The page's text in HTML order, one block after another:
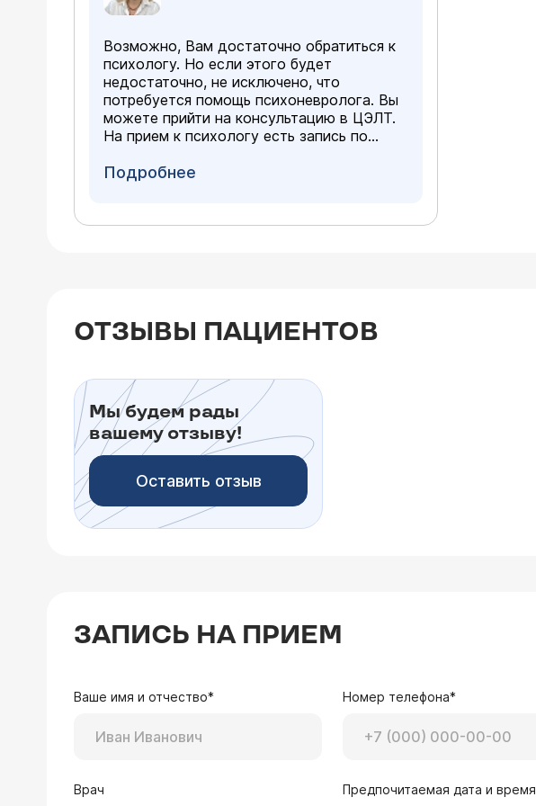
Возможно, Вам достаточно обратиться к
психологу. Но если этого будет
недостаточно, не исключено, что
потребуется помощь психоневролога. Вы
можете прийти на консультацию в ЦЭЛТ.
На прием к психологу есть запись по
надо отчаиваться. Быть может не сразу,
Подробнее
ОТЗЫВЫ ПАЦИЕНТОВ
Мы будем рады
вашему отзыву!
Оставить отзыв
ЗАПИСЬ НА ПРИЕМ
Ваше имя и отчество* Номер телефона*
Врач Предпочитаемая дата и время